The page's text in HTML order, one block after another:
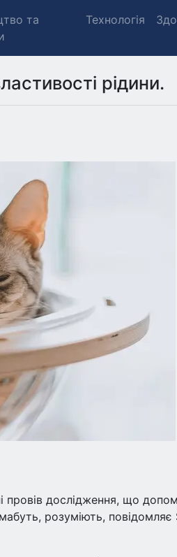
та
Технологія
рідини.
провів дослідження, що
розуміють, повідомляє